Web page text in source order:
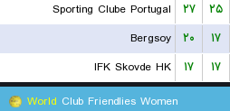
Sporting Clube Portugal
۲۷ ۲۵
Bergsoy
۲۰ ۱۷
IFK Skovde HK
۱۷ ۱۷
World Club Friendlies Women